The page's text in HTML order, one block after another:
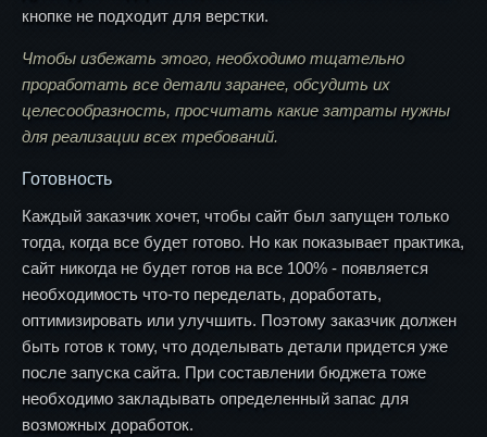
кнопке не подходит для верстки.
Чтобы избежать этого, необходимо тщательно
проработать все детали заранее, обсудить их
целесообразность, просчитать какие затраты нужны
для реализации всех требований.
Готовность
Каждый заказчик хочет, чтобы сайт был запущен только
тогда, когда все будет готово. Но как показывает практика,
сайт никогда не будет готов на все 100% - появляется
необходимость что-то переделать, доработать,
оптимизировать или улучшить. Поэтому заказчик должен
быть готов к тому, что доделывать детали придется уже
после запуска сайта. При составлении бюджета тоже
необходимо закладывать определенный запас для
возможных доработок.